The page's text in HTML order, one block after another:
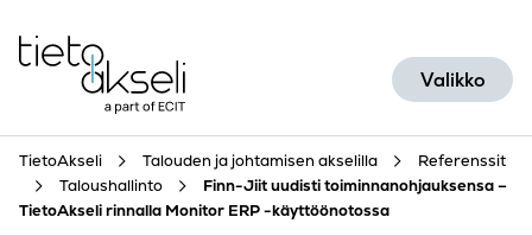
Valikko
TietoAkseli Talouden ja johtamisen akselilla
Referenssit
Taloushallinto
Finn-Jiit uudisti toiminnanohjauksensa –
TietoAkseli rinnalla Monitor ERP -käyttöönotossa